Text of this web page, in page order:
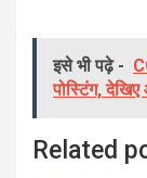
इसे भी पढ़े -
पोस्टिंग,
Related